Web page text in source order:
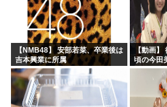
【NMB48】 安部若菜、卒業後は
吉本興業に所属
【動画
頃の今田
ｗｗｗｗ